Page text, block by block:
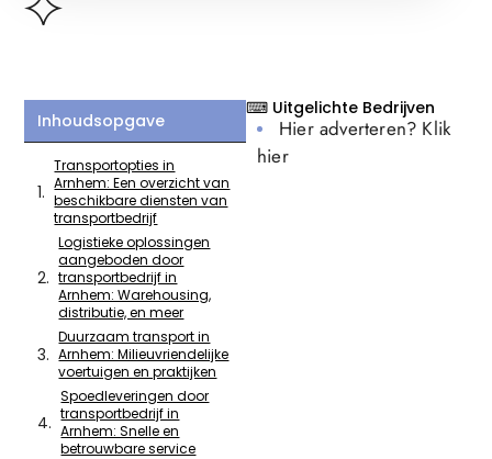
Inhoudsopgave
Transportopties in
Arnhem: Een overzicht van
beschikbare diensten van
transportbedrijf
Logistieke oplossingen
aangeboden door
transportbedrijf in
Arnhem: Warehousing,
distributie, en meer
Duurzaam transport in
Arnhem: Milieuvriendelijke
voertuigen en praktijken
Spoedleveringen door
transportbedrijf in
Arnhem: Snelle en
betrouwbare service
⌨ Uitgelichte Bedrijven
Hier adverteren? Klik
hier